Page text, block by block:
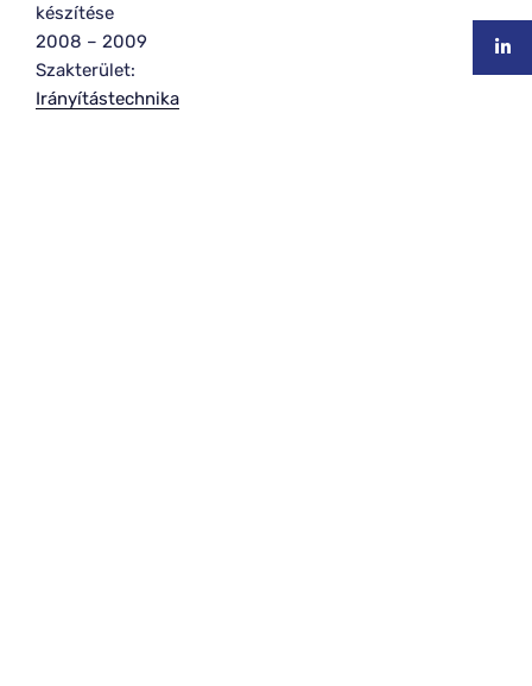
készítése
2008 – 2009
Szakterület:
Irányítástechnika